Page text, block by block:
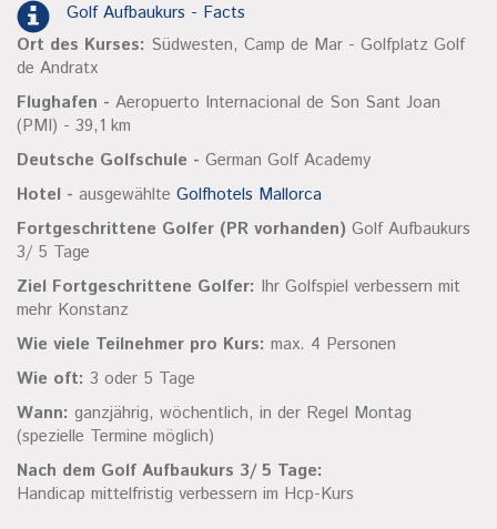
Golf Aufbaukurs - Facts
Ort des Kurses: Südwesten, Camp de Mar - Golfplatz Golf
de Andratx
Flughafen - Aeropuerto Internacional de Son Sant Joan
(PMI) - 39,1 km
Deutsche Golfschule - German Golf Academy
Hotel - ausgewählte Golfhotels Mallorca
Fortgeschrittene Golfer (PR vorhanden) Golf Aufbaukurs
3/ 5 Tage
Ziel Fortgeschrittene Golfer: Ihr Golfspiel verbessern mit
mehr Konstanz
Wie viele Teilnehmer pro Kurs: max. 4 Personen
Wie oft: 3 oder 5 Tage
Wann: ganzjährig, wöchentlich, in der Regel Montag
(spezielle Termine möglich)
Nach dem Golf Aufbaukurs 3/ 5 Tage:
Handicap mittelfristig verbessern im Hcp-Kurs